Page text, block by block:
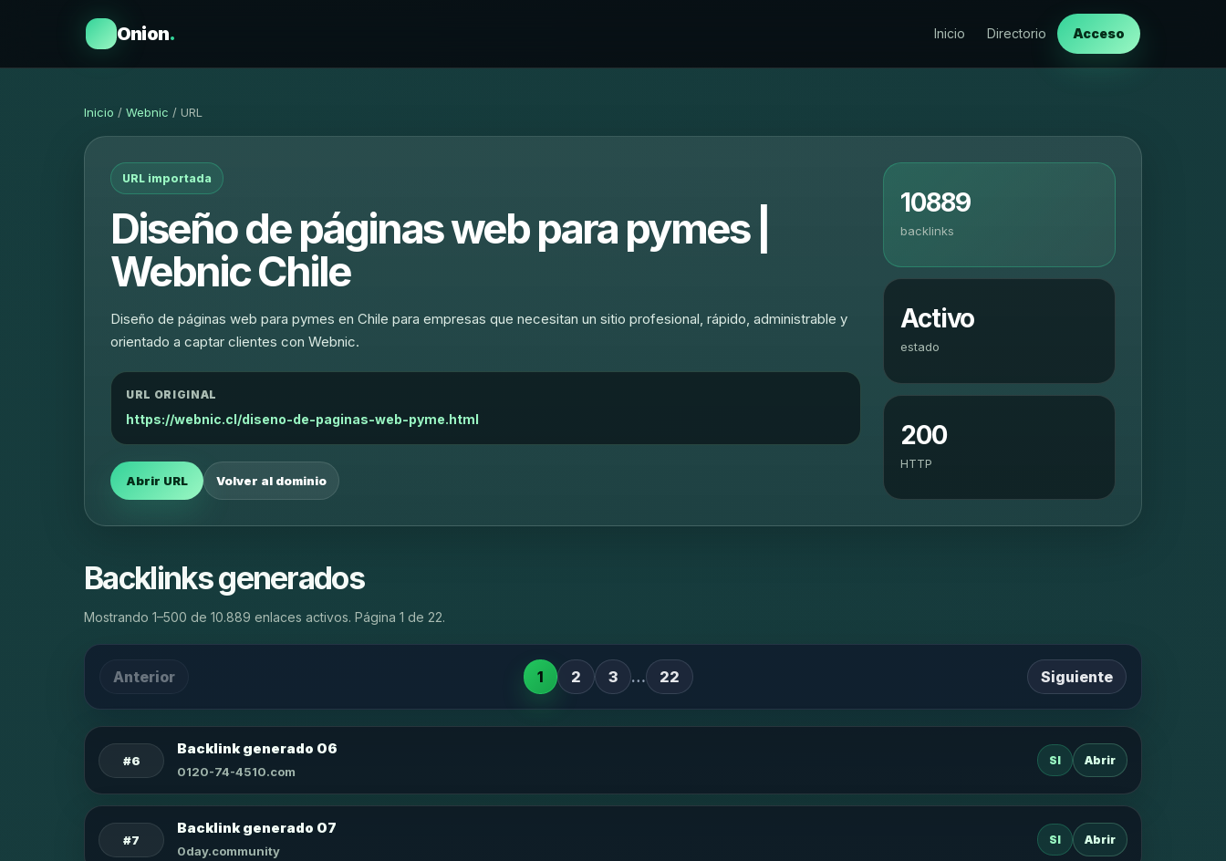
Onion. Inicio Directorio Acceso
Inicio / Webnic / URL
URL importada
Diseño de páginas web para pymes |
Webnic Chile
Diseño de páginas web para pymes en Chile para empresas que necesitan un sitio profesional, rápido, administrable y
orientado a captar clientes con Webnic.
URL ORIGINAL
https://webnic.cl/diseno-de-paginas-web-pyme.html
Abrir URL Volver al dominio
10889
backlinks
Activo
estado
200
HTTP
Backlinks generados
Mostrando 1–500 de 10.889 enlaces activos. Página 1 de 22.
Anterior 1 2 3 … 22 Siguiente
#6
Backlink generado 06
0120-74-4510.com
SI Abrir
#7
Backlink generado 07
0day.community
SI Abrir